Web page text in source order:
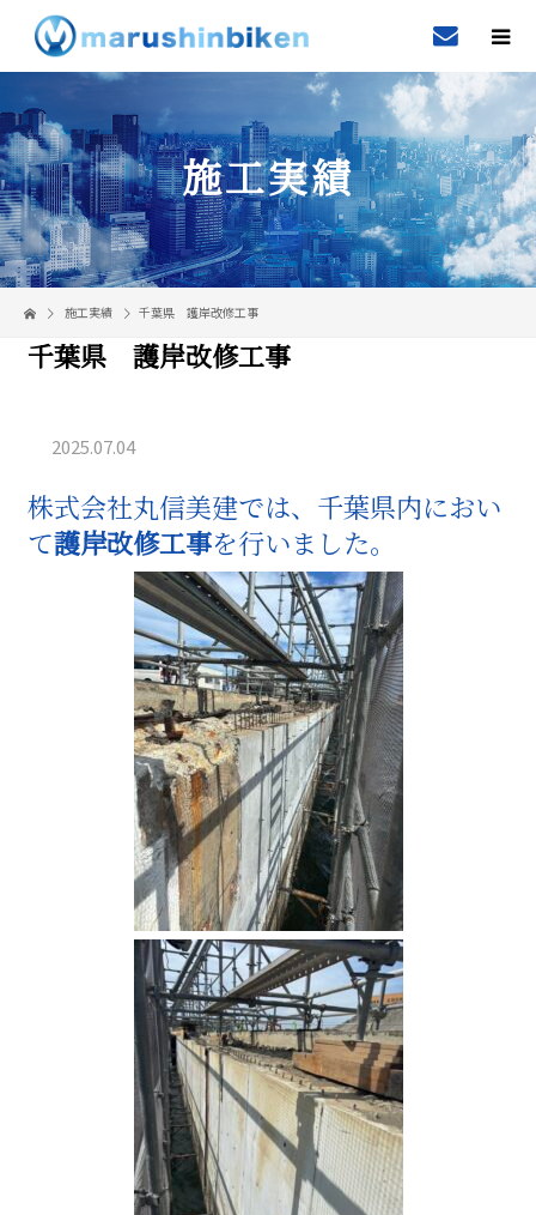
施工実績
施工実績 千葉県 護岸改修工事
千葉県 護岸改修工事
2025.07.04
株式会社丸信美建では、千葉県内におい
て護岸改修工事を行いました。